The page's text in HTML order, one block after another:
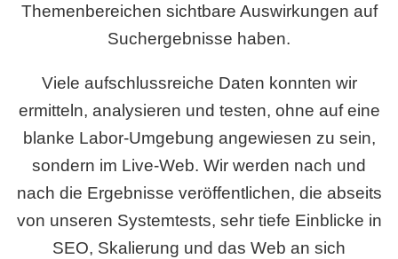
Themenbereichen sichtbare Auswirkungen auf
Suchergebnisse haben.
Viele aufschlussreiche Daten konnten wir
ermitteln, analysieren und testen, ohne auf eine
blanke Labor-Umgebung angewiesen zu sein,
sondern im Live-Web. Wir werden nach und
nach die Ergebnisse veröffentlichen, die abseits
von unseren Systemtests, sehr tiefe Einblicke in
SEO, Skalierung und das Web an sich